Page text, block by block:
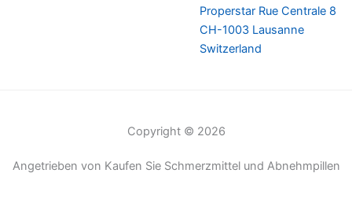
Properstar Rue Centrale 8
CH-1003 Lausanne
Switzerland
Copyright © 2026
Angetrieben von Kaufen Sie Schmerzmittel und Abnehmpillen